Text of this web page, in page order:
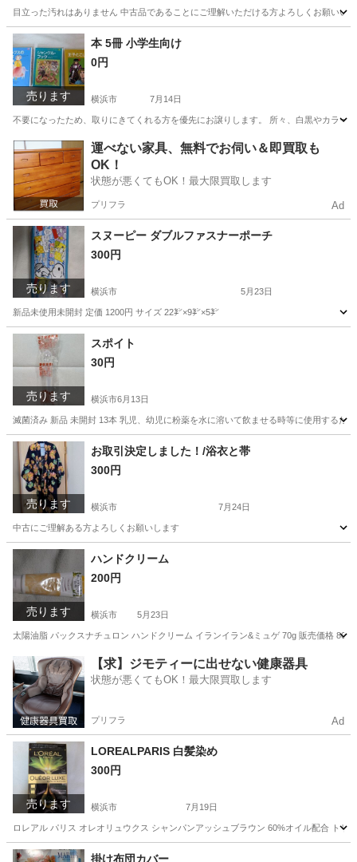
目立った汚れはありません 中古品であることにご理解いただける方よろしくお願いい
神奈川 横浜市 靴
売ります
本 5冊 小学生向け
0円
横浜市 7月14日
不要になったため、取りにきてくれる方を優先にお譲りします。 所々、白黒やカラ
神奈川 横浜市 その他
運べない家具、無料でお伺い＆即買取も
OK！
状態が悪くてもOK！最大限買取します
プリフラ Ad
売ります
スヌーピー ダブルファスナーポーチ
300円
横浜市 5月23日
新品未使用未開封 定価 1200円 サイズ 22㌢×9㌢×5㌢
神奈川 横浜市 その他
売ります
スポイト
30円
横浜市6月13日
滅菌済み 新品 未開封 13本 乳児、幼児に粉薬を水に溶いて飲ませる時等に使用するた
神奈川 横浜市 その他
売ります
お取引決定しました！/浴衣と帯
300円
横浜市 7月24日
中古にご理解ある方よろしくお願いします
神奈川 横浜市 着物
売ります
ハンドクリーム
200円
横浜市 5月23日
太陽油脂 パックスナチュロン ハンドクリーム イランイラン&ミュゲ 70g 販売価格 800
神奈川 横浜市 その他 新品
【求】ジモティーに出せない健康器具
状態が悪くてもOK！最大限買取します
プリフラ Ad
売ります
LOREALPARIS 白髪染め
300円
横浜市 7月19日
ロレアル パリス オレオリュウクス シャンパンアッシュブラウン 60%オイル配合 ト
神奈川 横浜市 その他 白髪染め
掛け布団カバー